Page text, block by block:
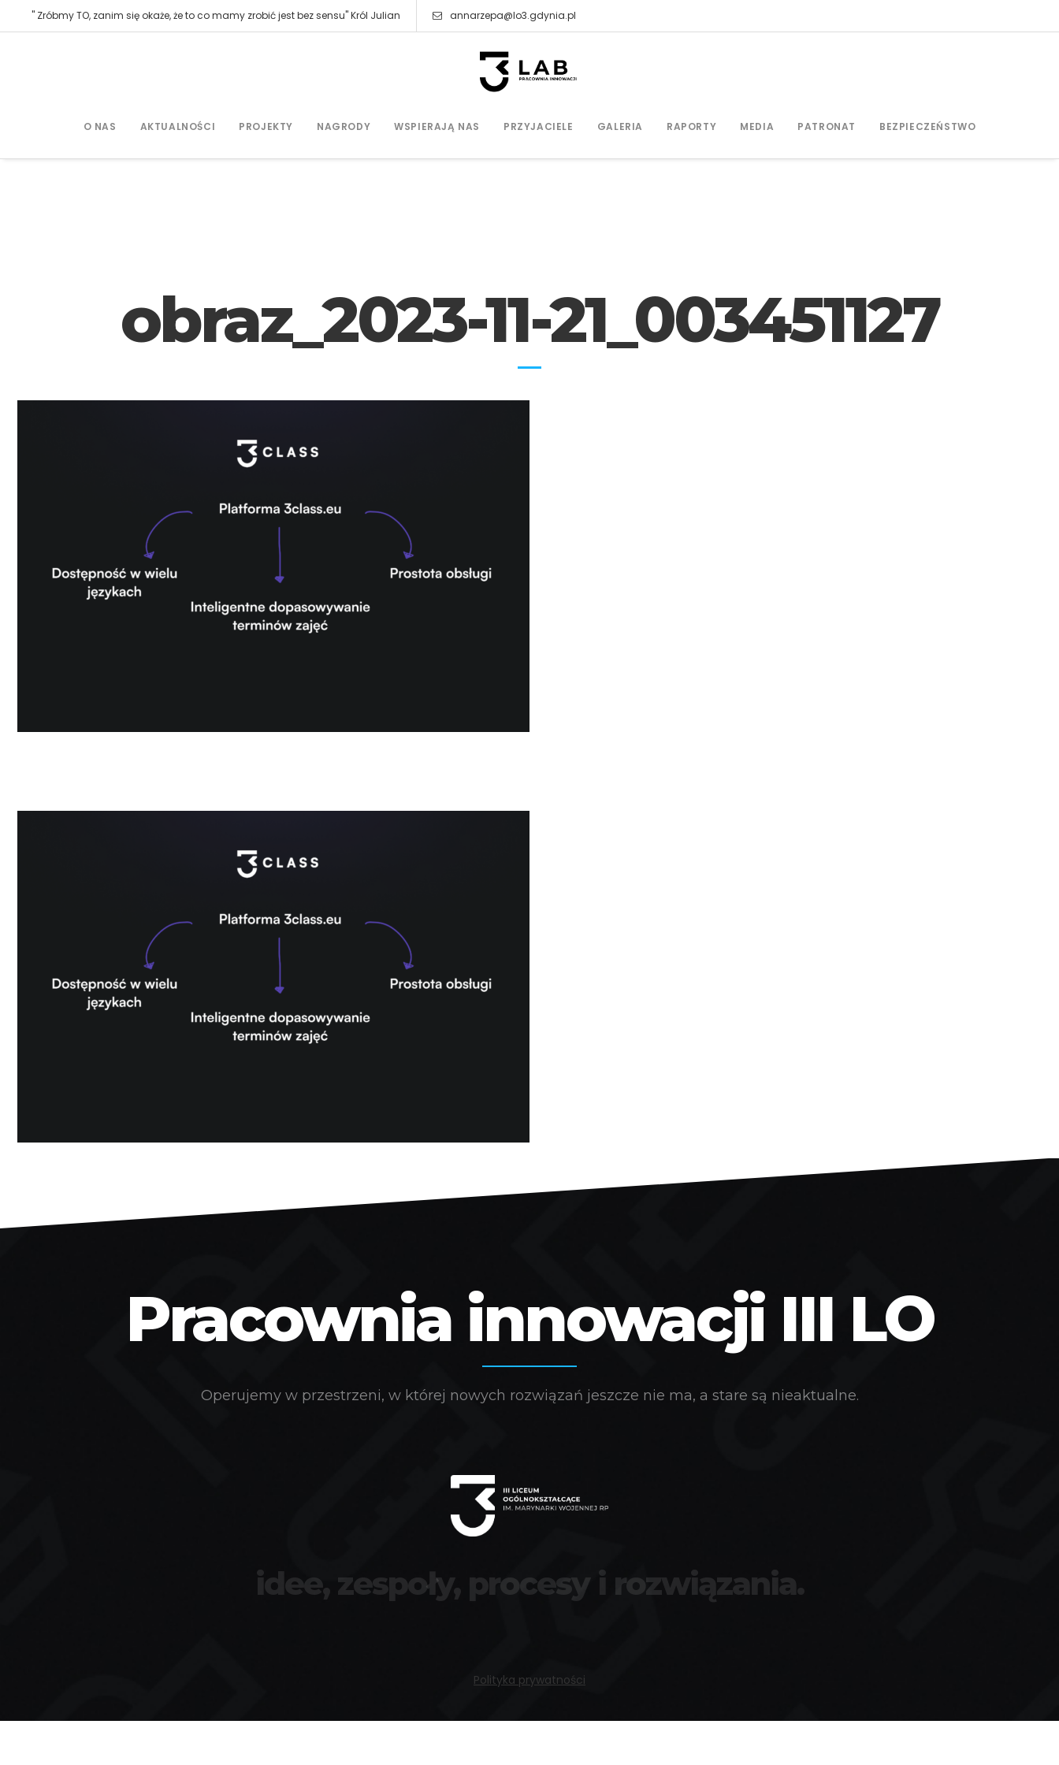
" Zróbmy TO, zanim się okaże, że to co mamy zrobić jest bez sensu" Król Julian annarzepa@lo3.gdynia.pl
O NAS AKTUALNOŚCI PROJEKTY NAGRODY WSPIERAJĄ NAS PRZYJACIELE GALERIA RAPORTY MEDIA PATRONAT BEZPIECZEŃSTWO
obraz_2023-11-21_003451127
Pracownia innowacji III LO
Operujemy w przestrzeni, w której nowych rozwiązań jeszcze nie ma, a stare są nieaktualne.
idee, zespoły, procesy i rozwiązania.
Polityka prywatności